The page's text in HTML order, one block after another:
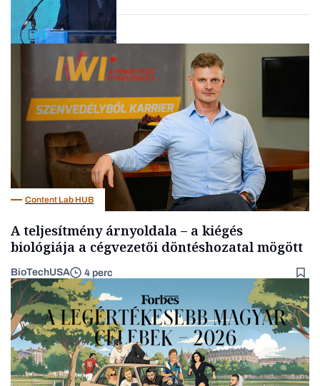
Elszámoltatás
Content Lab HUB
A teljesítmény árnyoldala – a kiégés
biológiája a cégvezetői döntéshozatal mögött
BioTechUSA 4 perc